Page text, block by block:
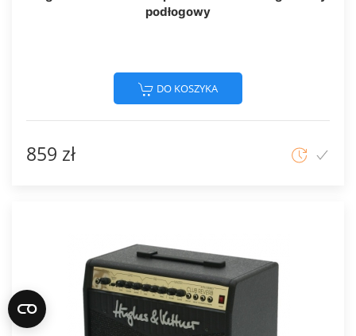
podłogowy
DO KOSZYKA
859 zł